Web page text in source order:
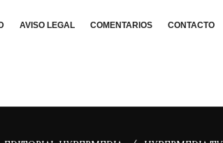
AVISO LEGAL COMENTARIOS CONTACTO